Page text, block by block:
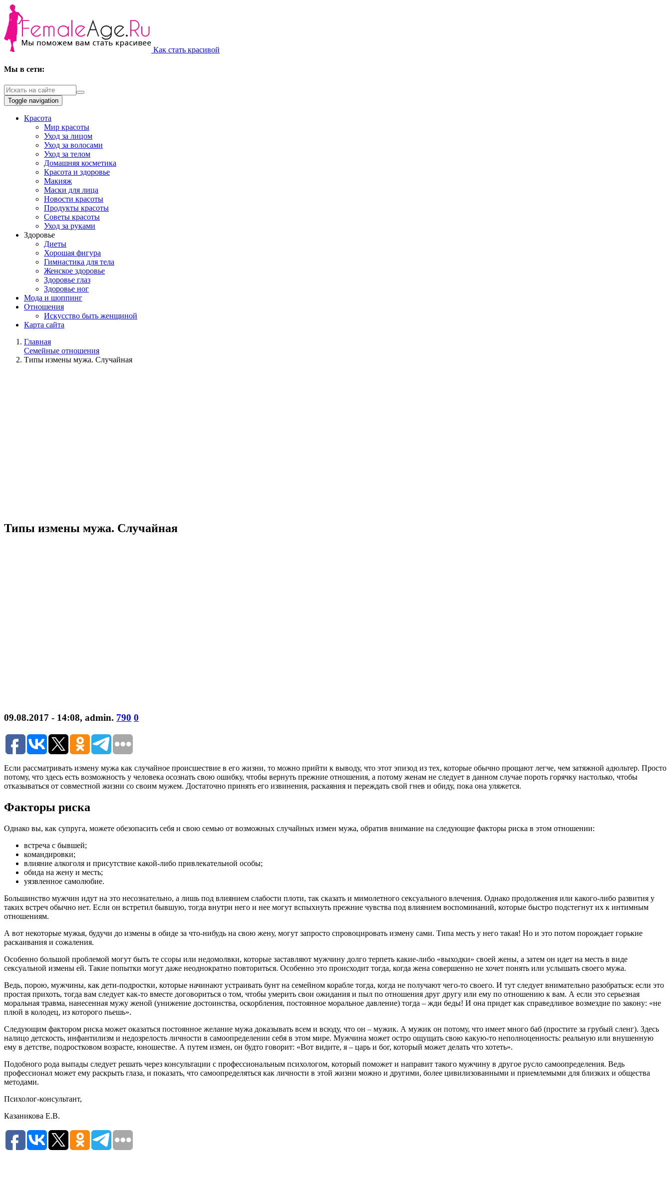
Как стать красивой
Мы в сети:
Toggle navigation
Красота
Мир красоты
Уход за лицом
Уход за волосами
Уход за телом
Домашняя косметика
Красота и здоровье
Макияж
Маски для лица
Новости красоты
Продукты красоты
Советы красоты
Уход за руками
Здоровье
Диеты
Хорошая фигура
Гимнастика для тела
Женское здоровье
Здоровье глаз
Здоровье ног
Мода и шоппинг
Отношения
Искусство быть женщиной
Карта сайта
Главная
Семейные отношения
Типы измены мужа. Случайная
Типы измены мужа. Случайная
09.08.2017 - 14:08, admin. 790 0
Если рассматривать измену мужа как случайное происшествие в его жизни, то можно прийти к выводу, что этот эпизод из тех, которые обычно прощают легче, чем затяжной адюльтер. Просто
потому, что здесь есть возможность у человека осознать свою ошибку, чтобы вернуть прежние отношения, а потому женам не следует в данном случае пороть горячку настолько, чтобы
отказываться от совместной жизни со своим мужем. Достаточно принять его извинения, раскаяния и переждать свой гнев и обиду, пока она уляжется.
Факторы риска
Однако вы, как супруга, можете обезопасить себя и свою семью от возможных случайных измен мужа, обратив внимание на следующие факторы риска в этом отношении:
встреча с бывшей;
командировки;
влияние алкоголя и присутствие какой-либо привлекательной особы;
обида на жену и месть;
уязвленное самолюбие.
Большинство мужчин идут на это несознательно, а лишь под влиянием слабости плоти, так сказать и мимолетного сексуального влечения. Однако продолжения или какого-либо развития у
таких встреч обычно нет. Если он встретил бывшую, тогда внутри него и нее могут вспыхнуть прежние чувства под влиянием воспоминаний, которые быстро подстегнут их к интимным
отношениям.
А вот некоторые мужья, будучи до измены в обиде за что-нибудь на свою жену, могут запросто спровоцировать измену сами. Типа месть у него такая! Но и это потом порождает горькие
раскаивания и сожаления.
Особенно большой проблемой могут быть те ссоры или недомолвки, которые заставляют мужчину долго терпеть какие-либо «выходки» своей жены, а затем он идет на месть в виде
сексуальной измены ей. Такие попытки могут даже неоднократно повториться. Особенно это происходит тогда, когда жена совершенно не хочет понять или услышать своего мужа.
Ведь, порою, мужчины, как дети-подростки, которые начинают устраивать бунт на семейном корабле тогда, когда не получают чего-то своего. И тут следует внимательно разобраться: если это
простая прихоть, тогда вам следует как-то вместе договориться о том, чтобы умерить свои ожидания и пыл по отношения друг другу или ему по отношению к вам. А если это серьезная
моральная травма, нанесенная мужу женой (унижение достоинства, оскорбления, постоянное моральное давление) тогда – жди беды! И она придет как справедливое возмездие по закону: «не
плюй в колодец, из которого пьешь».
Следующим фактором риска может оказаться постоянное желание мужа доказывать всем и всюду, что он – мужик. А мужик он потому, что имеет много баб (простите за грубый сленг). Здесь
налицо детскость, инфантилизм и недозрелость личности в самоопределении себя в этом мире. Мужчина может остро ощущать свою какую-то неполноценность: реальную или внушенную
ему в детстве, подростковом возрасте, юношестве. А путем измен, он будто говорит: «Вот видите, я – царь и бог, который может делать что хотеть».
Подобного рода выпады следует решать через консультации с профессиональным психологом, который поможет и направит такого мужчину в другое русло самоопределения. Ведь
профессионал может ему раскрыть глаза, и показать, что самоопределяться как личности в этой жизни можно и другими, более цивилизованными и приемлемыми для близких и общества
методами.
Психолог-консультант,
Казаникова Е.В.